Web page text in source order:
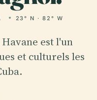
23° N · 82° W
est l'un
et culturels les